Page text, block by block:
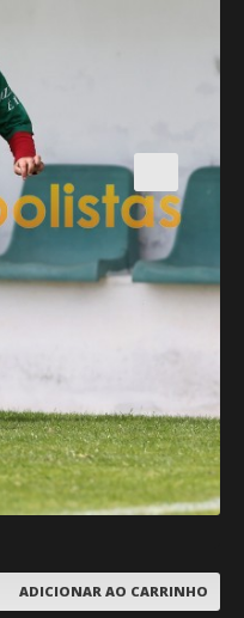
ADICIONAR AO CARRINHO